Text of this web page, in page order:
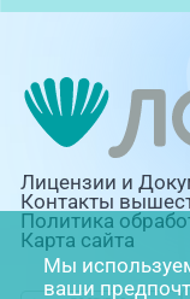
г. Златоуст,
(ЦАОП)
Лицензии и
Контакты
Политика
Карта сайта
Мы
ваши